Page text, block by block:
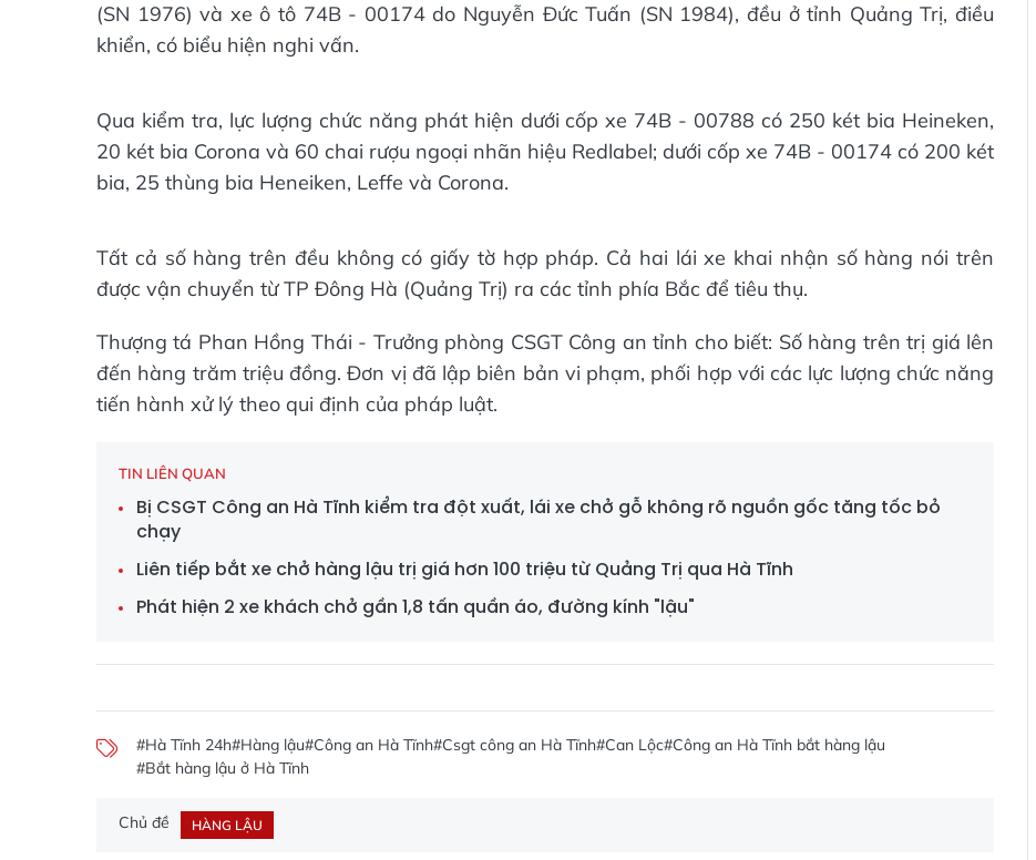
(SN 1976) và xe ô tô 74B - 00174 do Nguyễn Đức Tuấn (SN 1984), đều ở tỉnh Quảng Trị, điều
khiển, có biểu hiện nghi vấn.
Qua kiểm tra, lực lượng chức năng phát hiện dưới cốp xe 74B - 00788 có 250 két bia Heineken,
20 két bia Corona và 60 chai rượu ngoại nhãn hiệu Redlabel; dưới cốp xe 74B - 00174 có 200 két
bia, 25 thùng bia Heneiken, Leffe và Corona.
Tất cả số hàng trên đều không có giấy tờ hợp pháp. Cả hai lái xe khai nhận số hàng nói trên
được vận chuyển từ TP Đông Hà (Quảng Trị) ra các tỉnh phía Bắc để tiêu thụ.
Thượng tá Phan Hồng Thái - Trưởng phòng CSGT Công an tỉnh cho biết: Số hàng trên trị giá lên
đến hàng trăm triệu đồng. Đơn vị đã lập biên bản vi phạm, phối hợp với các lực lượng chức năng
tiến hành xử lý theo qui định của pháp luật.
TIN LIÊN QUAN
Bị CSGT Công an Hà Tĩnh kiểm tra đột xuất, lái xe chở gỗ không rõ nguồn gốc tăng tốc bỏ
chạy
Liên tiếp bắt xe chở hàng lậu trị giá hơn 100 triệu từ Quảng Trị qua Hà Tĩnh
Phát hiện 2 xe khách chở gần 1,8 tấn quần áo, đường kính "lậu"
#Hà Tĩnh 24h#Hàng lậu#Công an Hà Tĩnh#Csgt công an Hà Tĩnh#Can Lộc#Công an Hà Tĩnh bắt hàng lậu
#Bắt hàng lậu ở Hà Tĩnh
Chủ đề HÀNG LẬU